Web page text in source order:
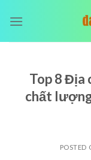
Top 8 Địa
chất
POSTED